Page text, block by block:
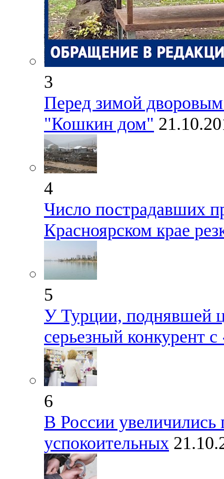
3
Перед зимой
"Кошкин дом"
4
Число пострадавших
Красноярском крае
5
У Турции, поднявшей
серьезный конкурент
6
В России увеличились
успокоительных